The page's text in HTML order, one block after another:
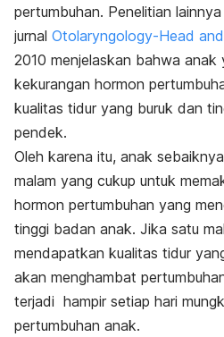
pertumbuhan. Penelitian
jurnal Otolaryngology-Head
2010 menjelaskan bahwa anak
kekurangan hormon
kualitas tidur yang buruk dan
pendek.
Oleh karena itu, anak
malam yang cukup untuk
hormon pertumbuhan yang
tinggi badan anak. Jika satu
mendapatkan kualitas tidur
akan menghambat
terjadi hampir setiap hari
pertumbuhan anak.